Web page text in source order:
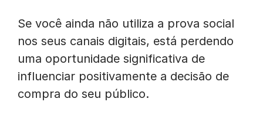
Se você ainda não utiliza a prova social
nos seus canais digitais, está perdendo
uma oportunidade significativa de
influenciar positivamente a decisão de
compra do seu público.